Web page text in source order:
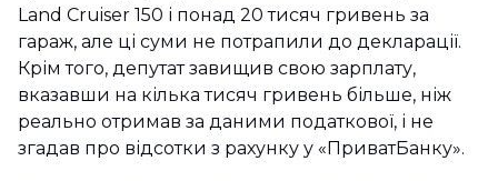
Land Cruiser 150 і понад 20 тисяч гривень за
гараж, але ці суми не потрапили до декларації.
Крім того, депутат завищив свою зарплату,
вказавши на кілька тисяч гривень більше, ніж
реально отримав за даними податкової, і не
згадав про відсотки з рахунку у «ПриватБанку».